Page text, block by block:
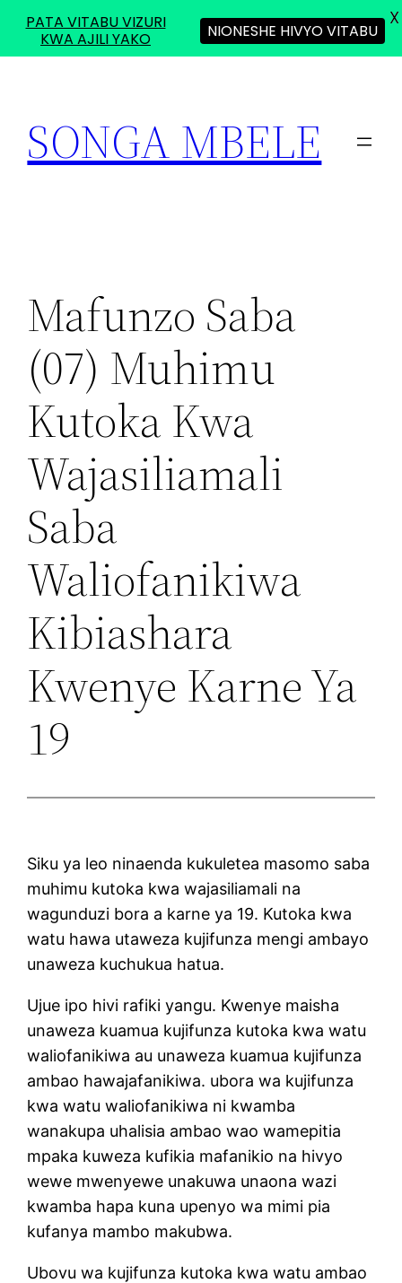
content
SONGA MBELE
Mafunzo Saba
(07) Muhimu
Kutoka Kwa
Wajasiliamali
Saba
Waliofanikiwa
Kibiashara
Kwenye Karne Ya
19
Siku ya leo ninaenda kukuletea masomo saba
muhimu kutoka kwa wajasiliamali na
wagunduzi bora a karne ya 19. Kutoka kwa
watu hawa utaweza kujifunza mengi ambayo
unaweza kuchukua hatua.
Ujue ipo hivi rafiki yangu. Kwenye maisha
unaweza kuamua kujifunza kutoka kwa watu
waliofanikiwa au unaweza kuamua kujifunza
ambao hawajafanikiwa. ubora wa kujifunza
kwa watu waliofanikiwa ni kwamba
wanakupa uhalisia ambao wao wamepitia
mpaka kuweza kufikia mafanikio na hivyo
wewe mwenyewe unakuwa unaona wazi
kwamba hapa kuna upenyo wa mimi pia
kufanya mambo makubwa.
Ubovu wa kujifunza kutoka kwa watu ambao
PATA VITABU VIZURI
KWA AJILI YAKO
NIONESHE HIVYO VITABU
X